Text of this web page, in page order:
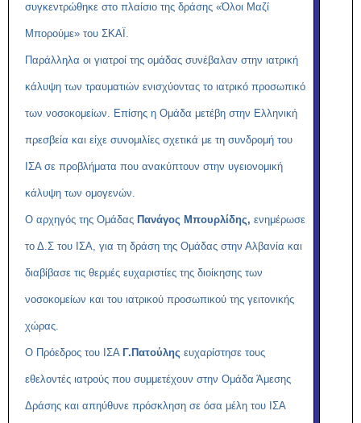
συγκεντρώθηκε στο πλαίσιο της δράσης «Όλοι Μαζί
Μπορούμε» του ΣΚΑΪ.
Παράλληλα οι γιατροί της ομάδας συνέβαλαν στην ιατρική
κάλυψη των τραυματιών ενισχύοντας το ιατρικό προσωπικό
των νοσοκομείων. Επίσης η Ομάδα μετέβη στην Ελληνική
πρεσβεία και είχε συνομιλίες σχετικά με τη συνδρομή του
ΙΣΑ σε προβλήματα που ανακύπτουν στην υγειονομική
κάλυψη των ομογενών.
Ο αρχηγός της Ομάδας Πανάγος Μπουρλίδης, ενημέρωσε
το Δ.Σ του ΙΣΑ, για τη δράση της Ομάδας στην Αλβανία και
διαβίβασε τις θερμές ευχαριστίες της διοίκησης των
νοσοκομείων και του ιατρικού προσωπικού της γειτονικής
χώρας.
Ο Πρόεδρος του ΙΣΑ Γ.Πατούλης ευχαρίστησε τους
εθελοντές ιατρούς που συμμετέχουν στην Ομάδα Άμεσης
Δράσης και απηύθυνε πρόσκληση σε όσα μέλη του ΙΣΑ